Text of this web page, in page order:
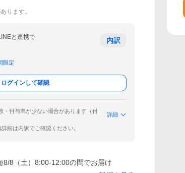
ります。
と連携で
限定
内訳
ログインして確認
・付与率が少ない場合があります（付
詳細
細は内訳でご確認ください。
8/8（土）8:00-12:00の間でお届け